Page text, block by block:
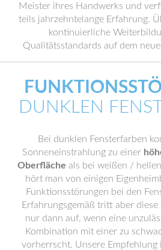
Meister ihres Handwerks und
teils jahrzehntelange Erfahrung.
kontinuierliche
Qualitätsstandards auf dem
DUNKLEN
Bei dunklen Fensterfarben
Sonneneinstrahlung zu einer
Oberfläche als bei weißen /
hört man von einigen
Funktionsstörungen bei den
Erfahrungsgemäß tritt aber
nur dann auf, wenn eine
Kombination mit einer zu
vorherrscht. Unsere Empfehlung